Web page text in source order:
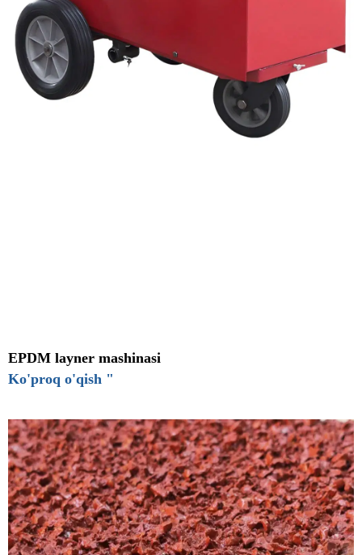
EPDM layner mashinasi
Ko'proq o'qish "